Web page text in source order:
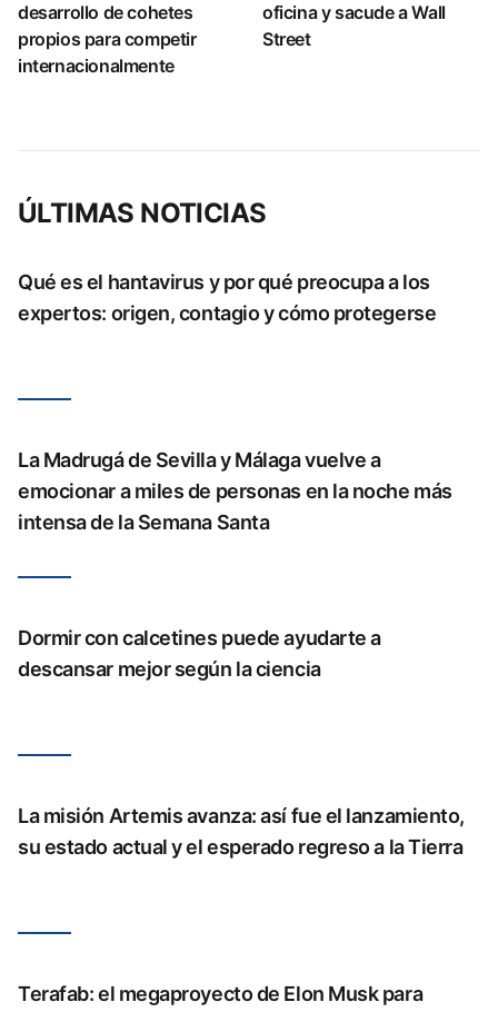
desarrollo de cohetes
propios para competir
internacionalmente
oficina y sacude a Wall
Street
ÚLTIMAS NOTICIAS
Qué es el hantavirus y por qué preocupa a los
expertos: origen, contagio y cómo protegerse
La Madrugá de Sevilla y Málaga vuelve a
emocionar a miles de personas en la noche más
intensa de la Semana Santa
Dormir con calcetines puede ayudarte a
descansar mejor según la ciencia
La misión Artemis avanza: así fue el lanzamiento,
su estado actual y el esperado regreso a la Tierra
Terafab: el megaproyecto de Elon Musk para